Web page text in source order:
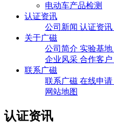
电动车产品检测
认证资讯
公司新闻 认证资讯
关于广磁
公司简介 实验基地
企业风采 合作客户
联系广磁
联系广磁 在线申请
网站地图
认证资讯